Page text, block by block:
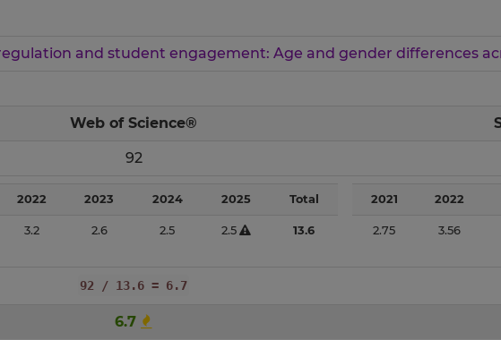
and student engagement: Age and gender differences
Web of Science®
92
2022 2023 2024 2025 Total
3.2 2.6 2.5 2.5 13.6
2021 2022
2.75 3.56
92 / 13.6 = 6.7
6.7